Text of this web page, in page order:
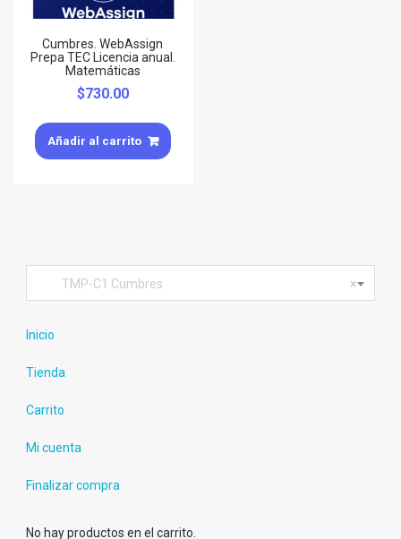
Cumbres. WebAssign
Prepa TEC Licencia anual.
Matemáticas
$730.00
Añadir al carrito
×
TMP-C1 Cumbres
Inicio
Tienda
Carrito
Mi cuenta
Finalizar compra
No hay productos en el carrito.